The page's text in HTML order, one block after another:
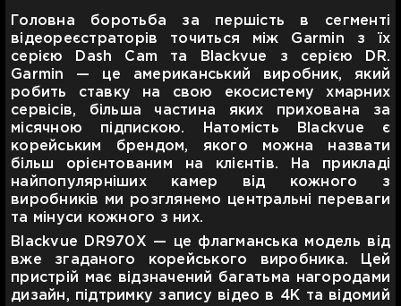
Головна боротьба за першість в сегменті
відеореєстраторів точиться між Garmin з їх
серією Dash Cam та Blackvue з серією DR.
Garmin — це американський виробник, який
робить ставку на свою екосистему хмарних
сервісів, більша частина яких прихована за
місячною підпискою. Натомість Blackvue є
корейським брендом, якого можна назвати
більш орієнтованим на клієнтів. На прикладі
найпопулярніших камер від кожного з
виробників ми розглянемо центральні переваги
та мінуси кожного з них.
Blackvue DR970X — це флагманська модель від
вже згаданого корейського виробника. Цей
пристрій має відзначений багатьма нагородами
дизайн, підтримку запису відео в 4K та відомий